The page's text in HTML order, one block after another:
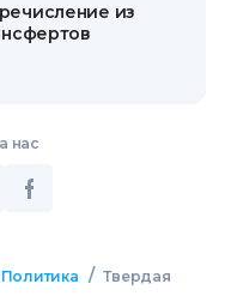
из
нас
Политика / Твердая